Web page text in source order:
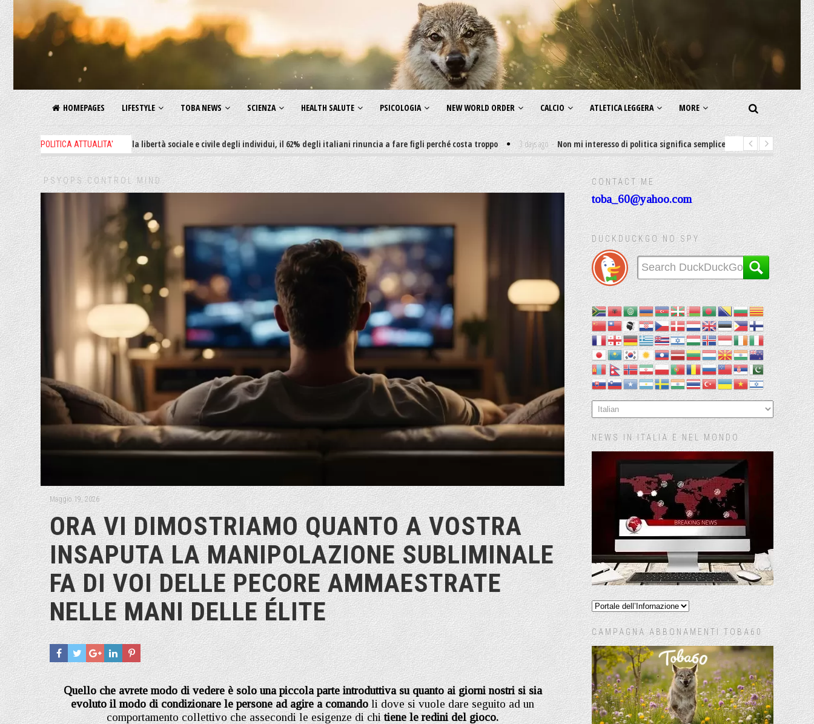
HOMEPAGES LIFESTYLE TOBA NEWS SCIENZA HEALTH SALUTE PSICOLOGIA NEW WORLD ORDER CALCIO ATLETICA LEGGERA MORE
POLITICA ATTUALITA'
e decreti restrittivi della libertà sociale e civile degli individui, il 62% degli italiani rinuncia a fare figli perché costa troppo 3 days ago - Non mi interesso di politica significa semplicemente Sostengo lo status quo
PSYOPS CONTROL MIND
Maggio 19, 2026
ORA VI DIMOSTRIAMO QUANTO A VOSTRA
INSAPUTA LA MANIPOLAZIONE SUBLIMINALE
FA DI VOI DELLE PECORE AMMAESTRATE
NELLE MANI DELLE ÉLITE
Quello che avrete modo di vedere è solo una piccola parte introduttiva su quanto ai giorni nostri si sia
evoluto il modo di condizionare le persone ad agire a comandoli dove si vuole dare seguito ad un
comportamento collettivo che assecondi le esigenze di chitiene le redini del gioco.
CONTACT ME
toba_60@yahoo.com
DUCKDUCKGO NO SPY
NEWS IN ITALIA E NEL MONDO
CAMPAGNA ABBONAMENTI TOBA60